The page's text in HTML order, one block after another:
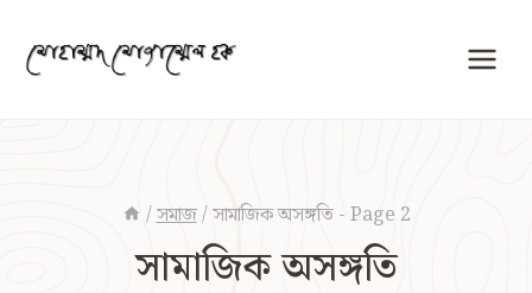
content
/সমাজ/সামাজিক অসঙ্গতি- Page 2
সামাজিক অসঙ্গতি